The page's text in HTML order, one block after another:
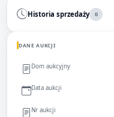
Historia sprzedaży 0
DANE AUKCJI
Dom aukcyjny
Data aukcji
Nr aukcji